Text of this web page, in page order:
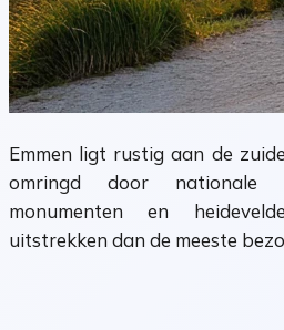
Emmen ligt rustig aan de
omringd door nationale
monumenten en
uitstrekken dan de meeste